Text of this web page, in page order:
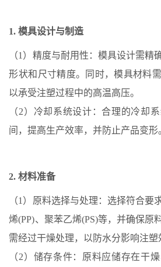
1. 模具设计与制造
（1）精度与耐用性：模具设计需精
形状和尺寸精度。同时，模具材料
以承受注塑过程中的高温高压。
（2）冷却系统设计：合理的冷却
间，提高生产效率，并防止产品变形
2. 材料准备
（1）原料选择与处理：选择符合要
烯(PP)、聚苯乙烯(PS)等，并确保原
需经过干燥处理，以防水分影响注塑
（2）储存条件：原料应储存在干